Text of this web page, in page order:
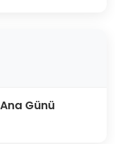
Günü